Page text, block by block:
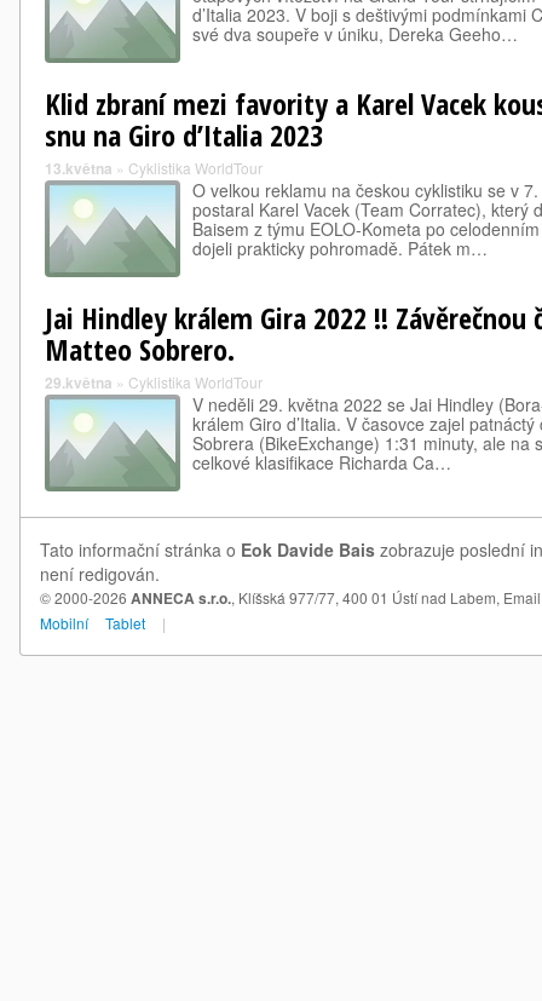
d’Italia 2023. V boji s deštivými podmínkami
své dva soupeře v úniku, Dereka Geeho…
Klid zbraní mezi favority a Karel Vacek
snu na Giro d’Italia 2023
13.května » Cyklistika WorldTour
O velkou reklamu na českou cyklistiku se v
postaral Karel Vacek (Team Corratec), který
Baisem z týmu EOLO-Kometa po
dojeli prakticky pohromadě. Pátek m…
Jai Hindley králem Gira 2022 !! Závěrečnou
Matteo Sobrero.
29.května » Cyklistika WorldTour
V neděli 29. května 2022 se Jai Hindley
králem Giro d’Italia. V časovce zajel
Sobrera (BikeExchange) 1:31 minuty, ale na
celkové klasifikace Richarda Ca…
Tato informační stránka o Eok Davide Bais zobrazuje poslední
není redigován.
© 2000-2026 ANNECA s.r.o., Klíšská 977/77, 400 01 Ústí nad Labem,
Mobilní
Tablet |